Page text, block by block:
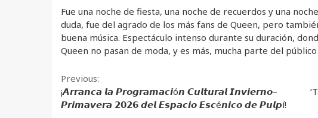
Fue una noche de fiesta, una noche de recuerdos y una
duda, fue del agrado de los más fans de Queen, pero
buena música. Espectáculo intenso durante su duración,
Queen no pasan de moda, y es más, mucha parte del
Continue
Reading
Previous:
¡𝘼𝙧𝙧𝙖𝙣𝙘𝙖 𝙡𝙖 𝙋𝙧𝙤𝙜𝙧𝙖𝙢𝙖𝙘𝙞ó𝙣 𝘾𝙪𝙡𝙩𝙪𝙧𝙖𝙡 𝙄𝙣𝙫𝙞𝙚𝙧𝙣𝙤–
𝙋𝙧𝙞𝙢𝙖𝙫𝙚𝙧𝙖 𝟮𝟬𝟮𝟲 𝙙𝙚𝙡 𝙀𝙨𝙥𝙖𝙘𝙞𝙤 𝙀𝙨𝙘é𝙣𝙞𝙘𝙤 𝙙𝙚 𝙋𝙪𝙡𝙥í!